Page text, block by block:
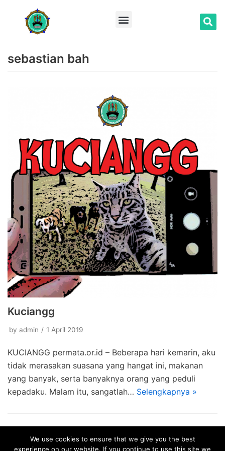
Lompat
konten
sebastian bah
Kuciangg
by admin 1 April 2019
KUCIANGG permata.or.id – Beberapa hari kemarin, aku
tidak merasakan suasana yang hangat ini, makanan
yang banyak, serta banyaknya orang yang peduli
kepadaku. Malam itu, sangatlah… Selengkapnya »
We use cookies to ensure that we give you the best
experience on our website. If you continue to use this site we